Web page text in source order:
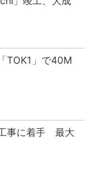
TOK1」で40M
事に着手 最大